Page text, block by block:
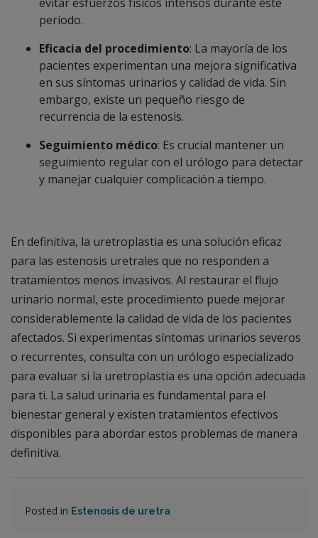
evitar esfuerzos físicos intensos durante este
período.
Eficacia del procedimiento: La mayoría de los
pacientes experimentan una mejora significativa
en sus síntomas urinarios y calidad de vida. Sin
embargo, existe un pequeño riesgo de
recurrencia de la estenosis.
Seguimiento médico: Es crucial mantener un
seguimiento regular con el urólogo para detectar
y manejar cualquier complicación a tiempo.
En definitiva, la uretroplastia es una solución eficaz
para las estenosis uretrales que no responden a
tratamientos menos invasivos. Al restaurar el flujo
urinario normal, este procedimiento puede mejorar
considerablemente la calidad de vida de los pacientes
afectados. Si experimentas síntomas urinarios severos
o recurrentes, consulta con un urólogo especializado
para evaluar si la uretroplastia es una opción adecuada
para ti. La salud urinaria es fundamental para el
bienestar general y existen tratamientos efectivos
disponibles para abordar estos problemas de manera
definitiva.
Posted in Estenosis de uretra